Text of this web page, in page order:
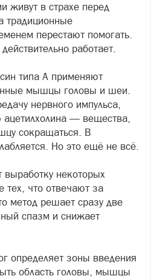
живут в страхе перед
традиционные
перестают помогать.
работает.
типа А применяют
мышцы головы и шеи.
нервного импульса,
— вещества,
сокращаться. В
Но это ещё не всё.
выработку некоторых
тех, что отвечают за
метод решает сразу две
спазм и снижает
определяет зоны введения
область головы, мышцы